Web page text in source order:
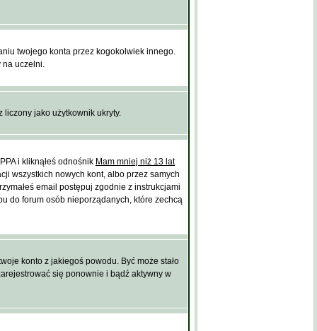
twojego konta przez kogokolwiek innego.
na uczelni.
jako użytkownik ukryty.
i kliknąłeś odnośnik Mam mniej niż 13 lat
wszystkich nowych kont, albo przez samych
email postępuj zgodnie z instrukcjami
do forum osób nieporządanych, które zechcą
konto z jakiegoś powodu. Być może stało
się ponownie i bądź aktywny w